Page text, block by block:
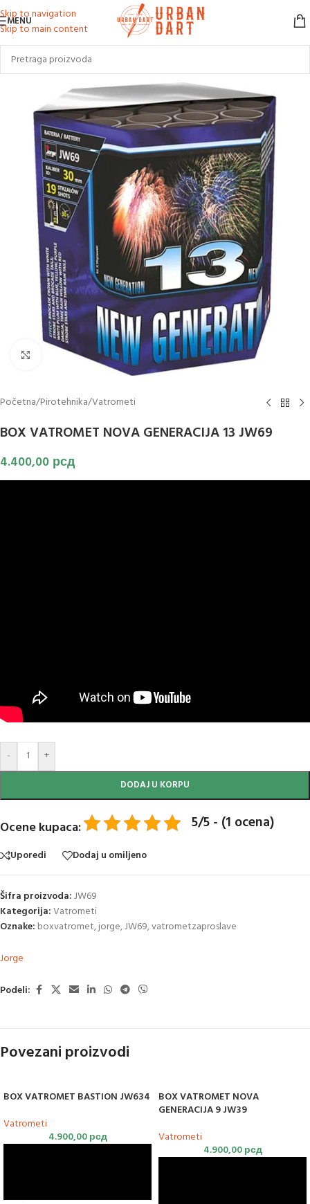
Skip to navigation
Skip to main content
MENU
Klikni za uvećanje slike
Početna/Pirotehnika/Vatrometi
BOX VATROMET NOVA GENERACIJA 13 JW69
4.400,00 рсд
- +
DODAJ U KORPU
Ocene kupaca: 5/5 - (1 ocena)
Uporedi Dodaj u omiljeno
Šifra proizvoda:JW69
Kategorija:Vatrometi
Oznake: boxvatromet,jorge,JW69,vatrometzaproslave
Jorge
Podeli:
Povezani proizvodi
BOX VATROMET BASTION JW634
Vatrometi
4.900,00рсд
BOX VATROMET NOVA
GENERACIJA 9 JW39
Vatrometi
4.900,00рсд